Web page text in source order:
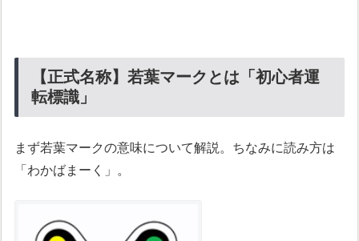
【正式名称】若葉マークとは「初心者運
転標識」
まず若葉マークの意味について解説。ちなみに読み方は
「わかばまーく」。